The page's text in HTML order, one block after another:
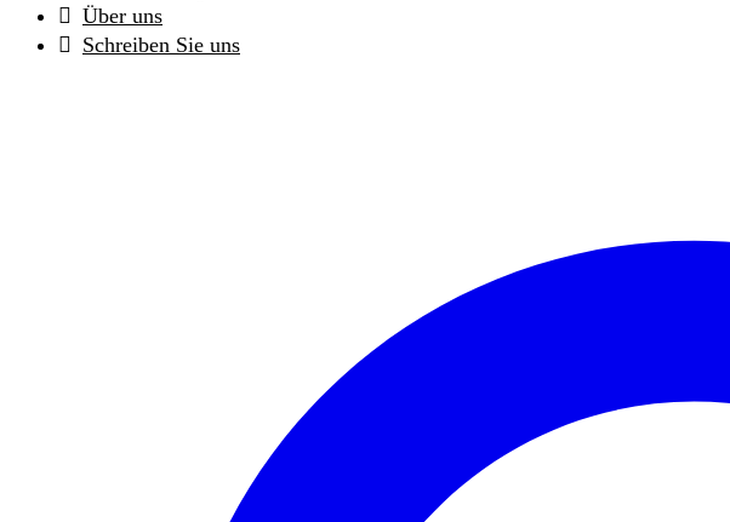
Über uns
Schreiben Sie uns